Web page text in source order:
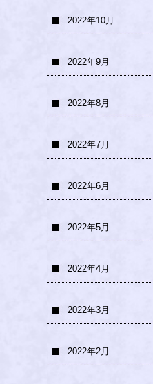
2022年10月
2022年9月
2022年8月
2022年7月
2022年6月
2022年5月
2022年4月
2022年3月
2022年2月